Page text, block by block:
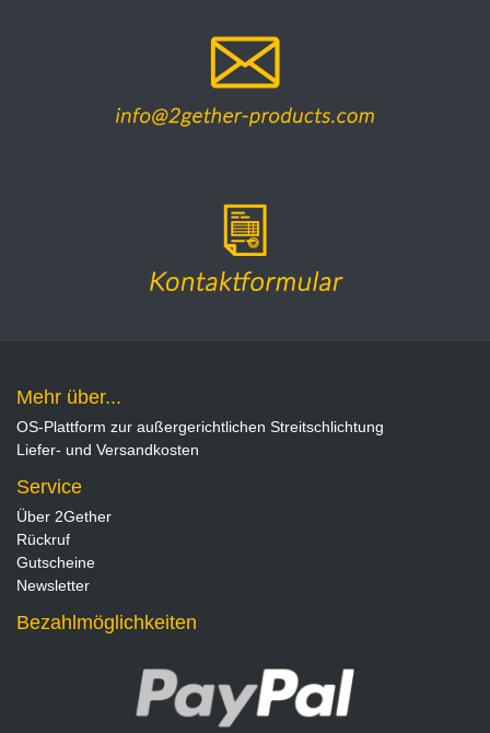
Mehr über...
OS-Plattform zur außergerichtlichen Streitschlichtung
Liefer- und Versandkosten
Service
Über 2Gether
Rückruf
Gutscheine
Newsletter
Bezahlmöglichkeiten